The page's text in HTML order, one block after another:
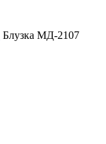
Блузка МД-2107